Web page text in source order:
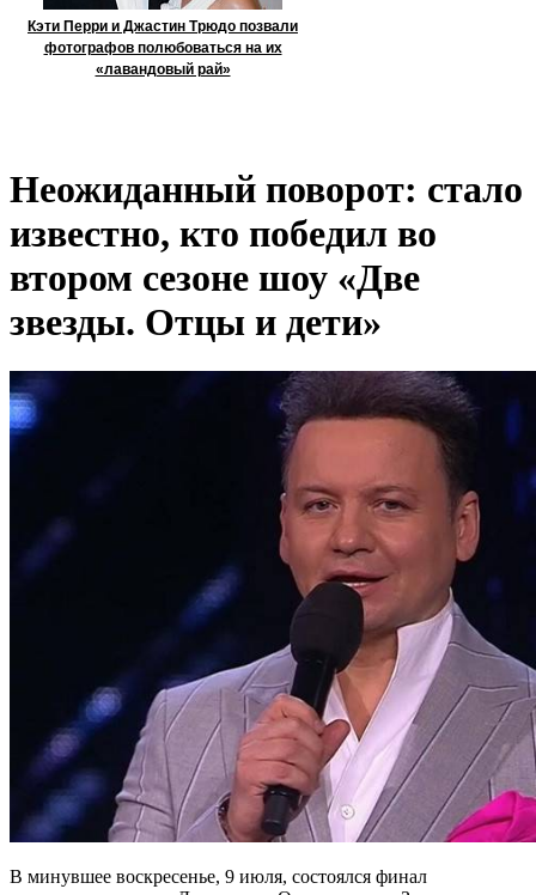
Кэти Перри и Джастин Трюдо позвали
фотографов полюбоваться на их
«лавандовый рай»
Неожиданный поворот: стало
известно, кто победил во
втором сезоне шоу «Две
звезды. Отцы и дети»
В минувшее воскресенье, 9 июля, состоялся финал